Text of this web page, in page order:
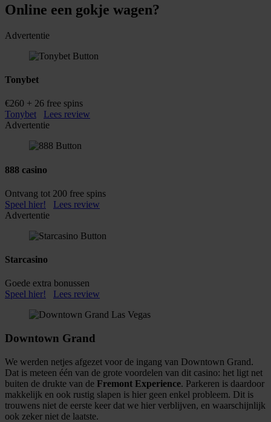
Online een gokje wagen?
Advertentie
Tonybet
€260 + 26 free spins
Tonybet
Lees review
Advertentie
888 casino
Ontvang tot 200 free spins
Speel hier!
Lees review
Advertentie
Starcasino
Goede extra bonussen
Speel hier!
Lees review
Downtown Grand
We werden netjes afgezet voor de ingang van Downtown Grand.
Dat is meteen één van de grote voordelen van dit casino: het ligt net
buiten de drukte van de Fremont Experience. Parkeren is daardoor
makkelijk en ook rustig slapen is hier geen enkel probleem. Dit is
trouwens niet de eerste keer dat we hier verblijven, en waarschijnlijk
ook zeker niet de laatste.